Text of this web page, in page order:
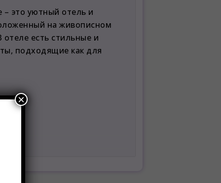
– это уютный отель и
на живописном
отеле есть стильные и
подходящие как для
×